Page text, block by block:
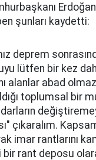
şunları kaydetti:
deprem
lütfen bir kez
alanlar abad
toplumsal bir
çıkaralım.
imar rantlarını
rant deposu